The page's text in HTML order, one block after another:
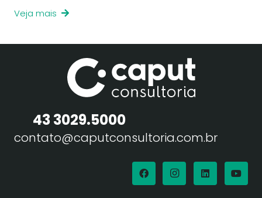
Veja mais
43 3029.5000
contato@caputconsultoria.com.br